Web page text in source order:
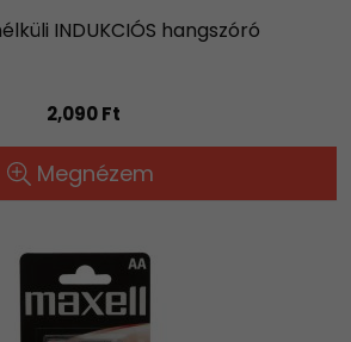
INDUKCIÓS hangszóró
2,090 Ft
Megnézem